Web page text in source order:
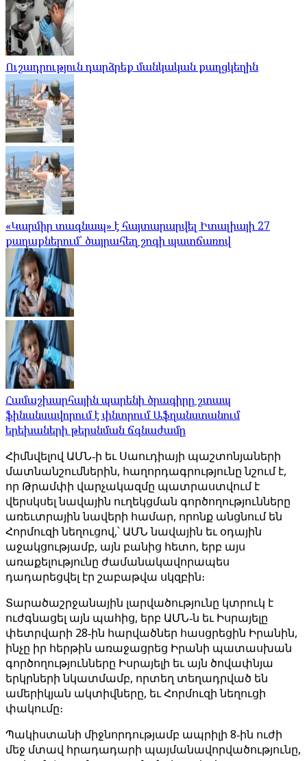
Ուշադրություն դարձրեք մանկական քաղցկեղին
«Կարմիր տագնապ» է հայտարարվել Իտալիայի 27
քաղաքներում՝ ծայրահեղ շոգի պատճառով
Համաշխարհային պարենի ծրագիրը շտապ
ֆինանսավորում է փնտրում Աֆղանստանում
երեխաների թերսնման ճգնաժամը
Հիմնվելով ԱՄՆ‑ի եւ Սաուդիայի պաշտոնյաների
մատնանշումներին, հաղորդագրությունը նշում է,
որ Թրամփի վարչակազմը պատրաստվում է
վերսկսել նավային ուղեկցման գործողությունները
առեւտրային նավերի համար, որոնք անցնում են
Հորմուզի նեղուցով,՝ ԱՄՆ նավային եւ օդային
աջակցությամբ, այն բանից հետո, երբ այս
առաքելությունը ժամանակավորապես
դադարեցվել էր շաբաթվա սկզբին։
Տարածաշրջանային լարվածությունը կտրուկ է
ուժգնացել այն պահից, երբ ԱՄՆ‑ն եւ Իսրայելը
փետրվարի 28‑ին հարվածներ հասցրեցին Իրանին,
ինչը իր հերթին առաջացրեց Իրանի պատասխան
գործողությունները Իսրայելի եւ այն ծովափնյա
երկրների նկատմամբ, որտեղ տեղադրված են
ամերիկյան ակտիվները, եւ Հորմուզի նեղուցի
փակումը։
Պակիստանի միջնորդությամբ ապրիլի 8‑ին ուժի
մեջ մտավ հրադադարի պայմանավորվածությունը,